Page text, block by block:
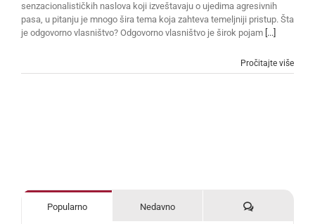
senzacionalističkih naslova koji izveštavaju o ujedima agresivnih
pasa, u pitanju je mnogo šira tema koja zahteva temeljniji pristup. Šta
je odgovorno vlasništvo? Odgovorno vlasništvo je širok pojam [...]
Pročitajte više
Popularno Nedavno Komentari